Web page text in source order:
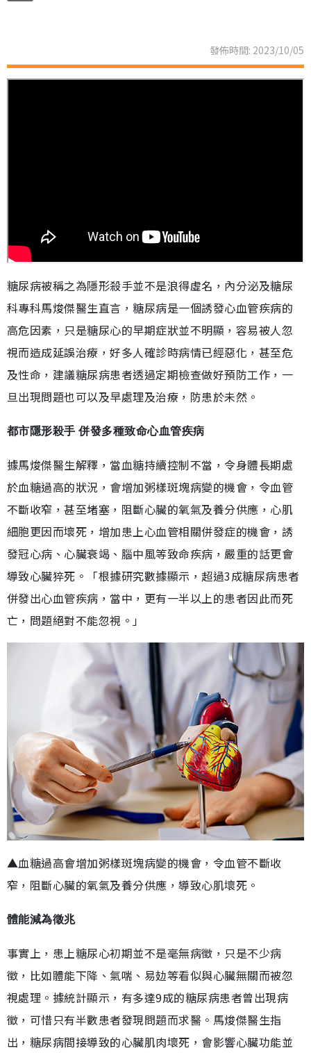
發佈時間: 2023/10/05
糖尿病被稱之為隱形殺手並不是浪得虛名，內分泌及糖尿
科專科馬焌傑醫生直言，糖尿病是一個誘發心血管疾病的
高危因素，只是糖尿心的早期症狀並不明顯，容易被人忽
視而造成延誤治療，好多人確診時病情已經惡化，甚至危
及性命，建議糖尿病患者透過定期檢查做好預防工作，一
旦出現問題也可以及早處理及治療，防患於未然。
都市隱形殺手 併發多種致命心血管疾病
據馬焌傑醫生解釋，當血糖持續控制不當，令身體長期處
於血糖過高的狀況，會增加粥樣斑塊病變的機會，令血管
不斷收窄，甚至堵塞，阻斷心臟的氧氣及養分供應，心肌
細胞更因而壞死，增加患上心血管相關併發症的機會，誘
發冠心病、心臟衰竭、腦中風等致命疾病，嚴重的話更會
導致心臟猝死。「根據研究數據顯示，超過3成糖尿病患者
併發出心血管疾病，當中，更有一半以上的患者因此而死
亡，問題絕對不能忽視。」
▲血糖過高會增加粥樣斑塊病變的機會，令血管不斷收
窄，阻斷心臟的氧氣及養分供應，導致心肌壞死。
體能減為徵兆
事實上，患上糖尿心初期並不是毫無病徵，只是不少病
徵，比如體能下降、氣喘、易攰等看似與心臟無關而被忽
視處理。據統計顯示，有多達9成的糖尿病患者曾出現病
徵，可惜只有半數患者發現問題而求醫。馬焌傑醫生指
出，糖尿病間接導致的心臟肌肉壞死，會影響心臟功能並